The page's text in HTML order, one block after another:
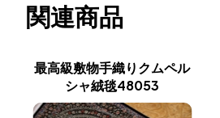
関連商品
最高級敷物手織りクムペル
シャ絨毯48053